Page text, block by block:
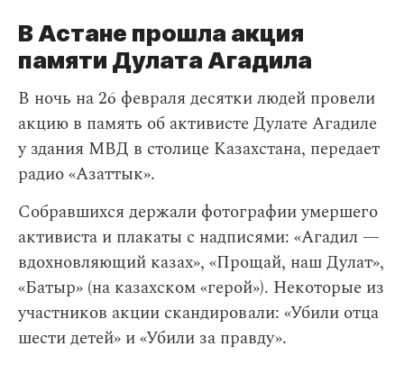
В Астане прошла акция
памяти Дулата Агадила
​В ночь на 26 февраля десятки людей провели
акцию в память об активисте Дулате Агадиле
у здания МВД в столице Казахстана, передает
радио «Азаттык».
Собравшихся держали фотографии умершего
активиста и плакаты с надписями: «Агадил —
вдохновляющий казах», «Прощай, наш Дулат»,
«Батыр» (на казахском «герой»). Некоторые из
участников акции скандировали: «Убили отца
шести детей» и «Убили за правду».